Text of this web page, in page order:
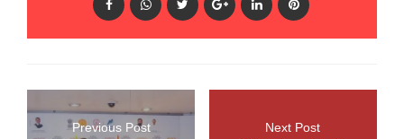
Previous Post Next Post